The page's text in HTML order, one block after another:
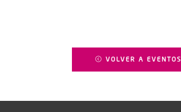
VOLVER A EVENTOS